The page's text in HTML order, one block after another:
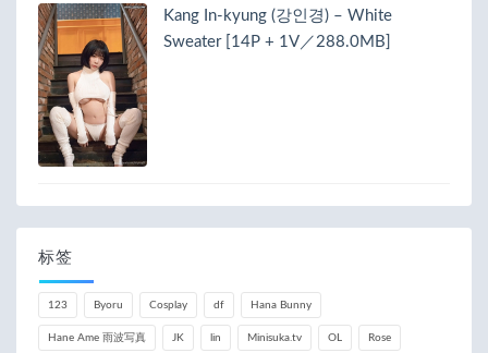
Kang In-kyung (강인경) – White
Sweater [14P + 1V／288.0MB]
标签
123 Byoru Cosplay df Hana Bunny
Hane Ame 雨波写真 JK lin Minisuka.tv OL Rose